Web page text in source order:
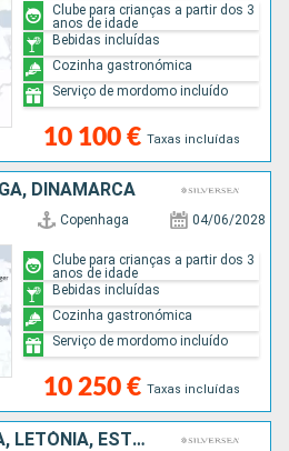
10 100 € Taxas incluídas
Clube para crianças a partir dos 3
anos de idade
Bebidas incluídas
Cozinha gastronómica
Serviço de mordomo incluído
DINAMARCA
Copenhaga 04/06/2028
10 250 € Taxas incluídas
Clube para crianças a partir dos 3
anos de idade
Bebidas incluídas
Cozinha gastronómica
Serviço de mordomo incluído
DINAMARCA, POLÓNIA, LETÓNIA, ESTÓNIA, FINLÂNDIA, SUÉCIA